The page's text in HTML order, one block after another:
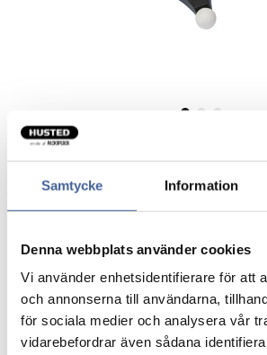
Samtycke Information
Denna webbplats använder cookies
Vi använder enhetsidentifierare för att
och annonserna till användarna,
för sociala medier och analysera vår
vidarebefordrar även sådana
Bordstativ Sherpa 10
Komplet bordstativ
til information.
Stativet har plads til 10 stk. A4-
(5 stk. grå og 5 stk. sorte)
Der medfølger også 10 stk., 58mm
etiketholdere.
Lommerne er af refleksfri